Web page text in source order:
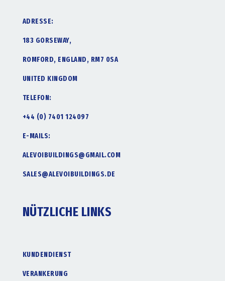
ADRESSE:
183 GORSEWAY,
ROMFORD, ENGLAND, RM7 0SA
UNITED KINGDOM
TELEFON:
+44 (0) 7401 124097
E-MAILS:
ALEVOIBUILDINGS@GMAIL.COM
SALES@ALEVOIBUILDINGS.DE
NÜTZLICHE LINKS
KUNDENDIENST
VERANKERUNG